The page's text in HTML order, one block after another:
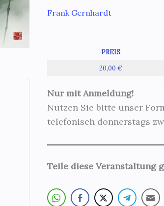
Frank Gernhardt
PREIS
20,00 €
Nur mit Anmeldung!
Nutzen Sie bitte unser
telefonisch donnerstags
Teile diese Veranstaltung